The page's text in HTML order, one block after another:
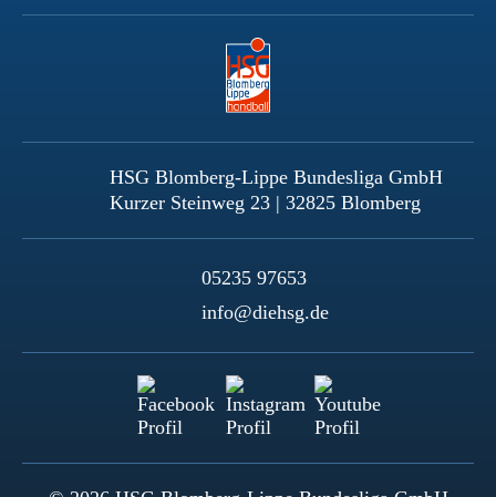
HSG Blomberg-Lippe Bundesliga GmbH
Kurzer Steinweg 23 | 32825 Blomberg
05235 97653
info@diehsg.de